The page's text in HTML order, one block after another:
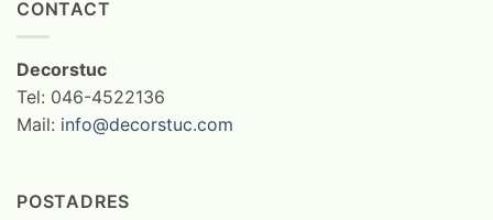
CONTACT
Decorstuc
Tel: 046-4522136
Mail: info@decorstuc.com
POSTADRES